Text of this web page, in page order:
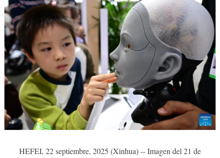
HEFEI, 22 septiembre, 2025 (Xinhua) -- Imagen del 21 de